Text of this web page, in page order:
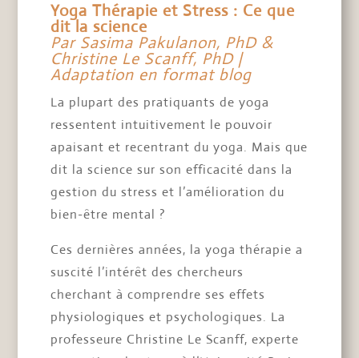
Yoga Thérapie et Stress : Ce que
dit la science
Par Sasima Pakulanon, PhD &
Christine Le Scanff, PhD |
Adaptation en format blog
La plupart des pratiquants de yoga
ressentent intuitivement le pouvoir
apaisant et recentrant du yoga. Mais que
dit la science sur son efficacité dans la
gestion du stress et l’amélioration du
bien-être mental ?
Ces dernières années, la yoga thérapie a
suscité l’intérêt des chercheurs
cherchant à comprendre ses effets
physiologiques et psychologiques. La
professeure Christine Le Scanff, experte